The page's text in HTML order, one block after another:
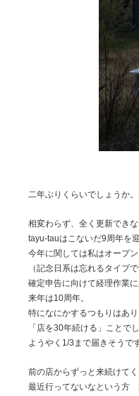
二年ぶりくらいでしょうか
相変わらず、全く更新でき
tayu-tauはこないだ9周年を迎
今年に関しては私はオープ
（記念日系は忘れるタイプで
確定申告に向けて経理作業に
来年は10周年。
特になにかするつもりはあ
「店を30年続ける」ことでし
ようやく1/3まで届きそうです
前の店からずっと来続けて
最近行ってないなという方